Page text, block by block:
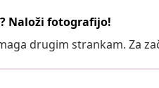
Naloži fotografijo!
drugim strankam. Za